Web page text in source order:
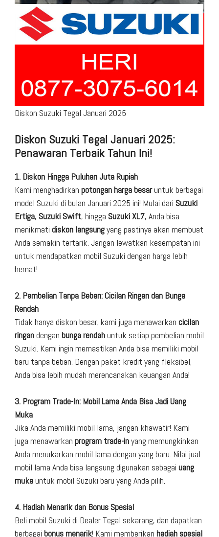
Diskon Suzuki Tegal Januari 2025
Diskon Suzuki Tegal Januari 2025:
Penawaran Terbaik Tahun Ini!
1. Diskon Hingga Puluhan Juta Rupiah
Kami menghadirkan potongan harga besaruntuk berbagai
model Suzuki di bulan Januari 2025 ini! Mulai dari Suzuki
Ertiga, Suzuki Swift, hingga Suzuki XL7, Anda bisa
menikmati diskon langsungyang pastinya akan membuat
Anda semakin tertarik. Jangan lewatkan kesempatan ini
untuk mendapatkan mobil Suzuki dengan harga lebih
hemat!
2. Pembelian Tanpa Beban: Cicilan Ringan dan Bunga
Rendah
Tidak hanya diskon besar, kami juga menawarkan cicilan
ringandengan bunga rendahuntuk setiap pembelian mobil
Suzuki. Kami ingin memastikan Anda bisa memiliki mobil
baru tanpa beban. Dengan paket kredit yang fleksibel,
Anda bisa lebih mudah merencanakan keuangan Anda!
3. Program Trade-In: Mobil Lama Anda Bisa Jadi Uang
Muka
Jika Anda memiliki mobil lama, jangan khawatir! Kami
juga menawarkan program trade-inyang memungkinkan
Anda menukarkan mobil lama dengan yang baru. Nilai jual
mobil lama Anda bisa langsung digunakan sebagai uang
mukauntuk mobil Suzuki baru yang Anda pilih.
4. Hadiah Menarik dan Bonus Spesial
Beli mobil Suzuki di Dealer Tegal sekarang, dan dapatkan
berbagai bonus menarik! Kami memberikan hadiah spesial